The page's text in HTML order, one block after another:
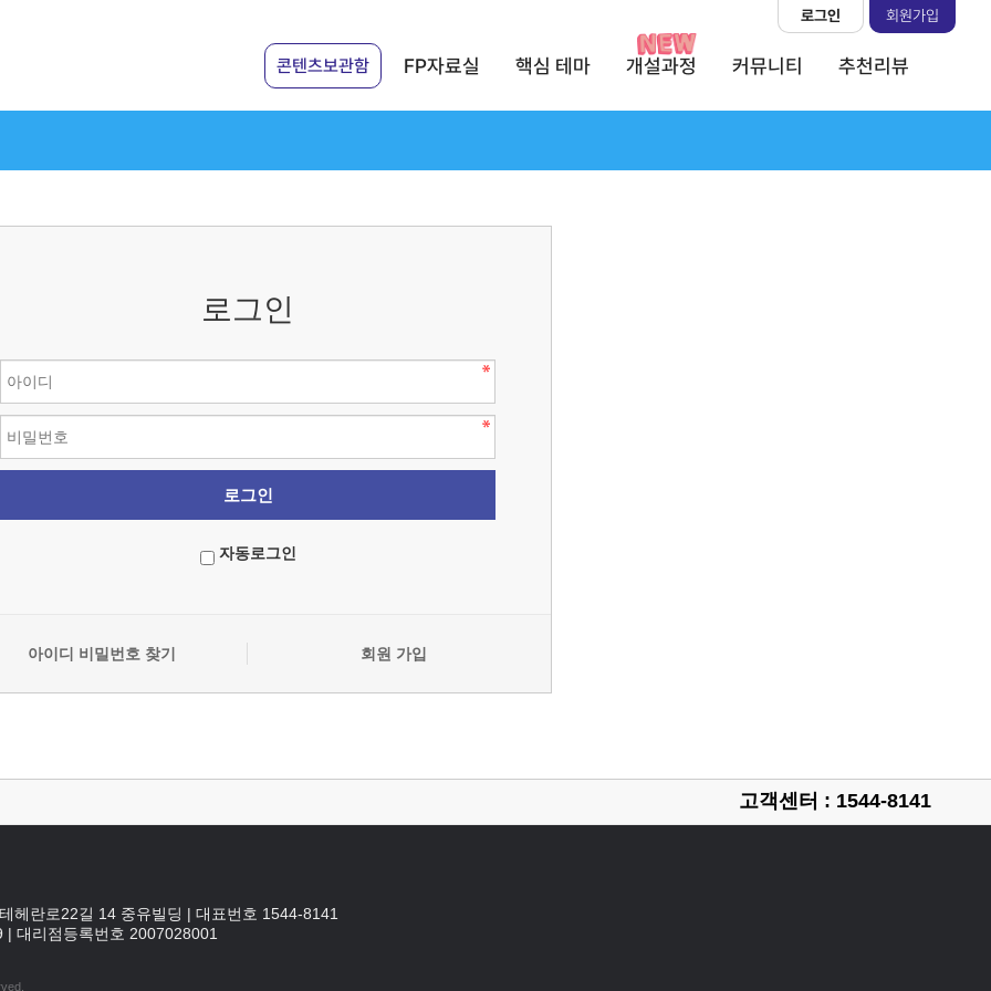
콘텐츠보관함 FP자료실 핵심 테마 개설과정 커뮤니티 추천리뷰
로그인 회원가입
로그인
자동로그인
아이디 비밀번호 찾기 회원 가입
고객센터 : 1544-8141
헤란로22길 14 중유빌딩 | 대표번호 1544-8141
| 대리점등록번호 2007028001